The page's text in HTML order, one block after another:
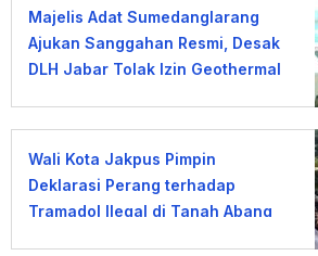
Majelis Adat Sumedanglarang
Ajukan Sanggahan Resmi, Desak
DLH Jabar Tolak Izin Geothermal
Wali Kota Jakpus Pimpin
Deklarasi Perang terhadap
Tramadol Ilegal di Tanah Abang